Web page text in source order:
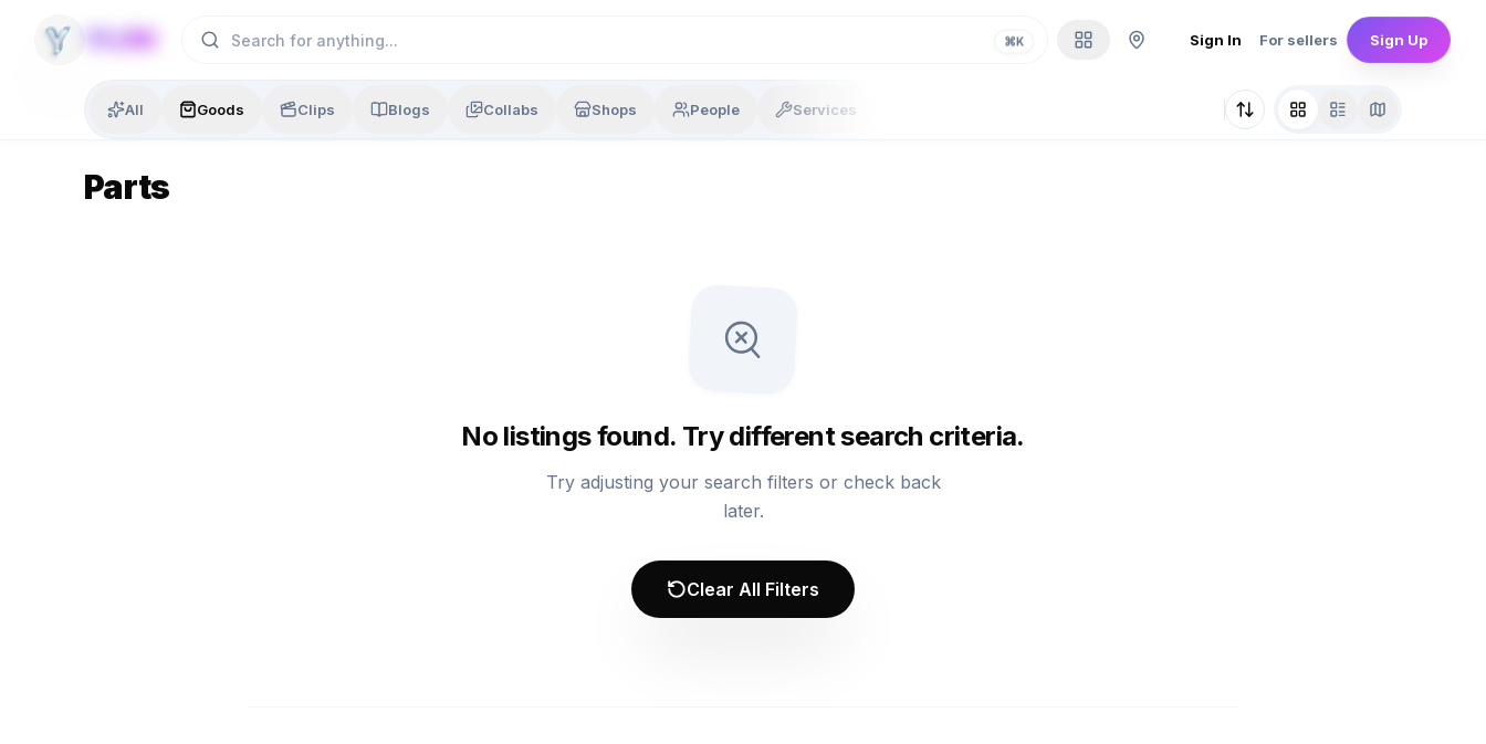
YLON ⌘K Sign In For sellers Sign Up
All Goods Clips Blogs Collabs Shops People Services
Parts
No listings found. Try different search criteria.
Try adjusting your search filters or check back
later.
Clear All Filters